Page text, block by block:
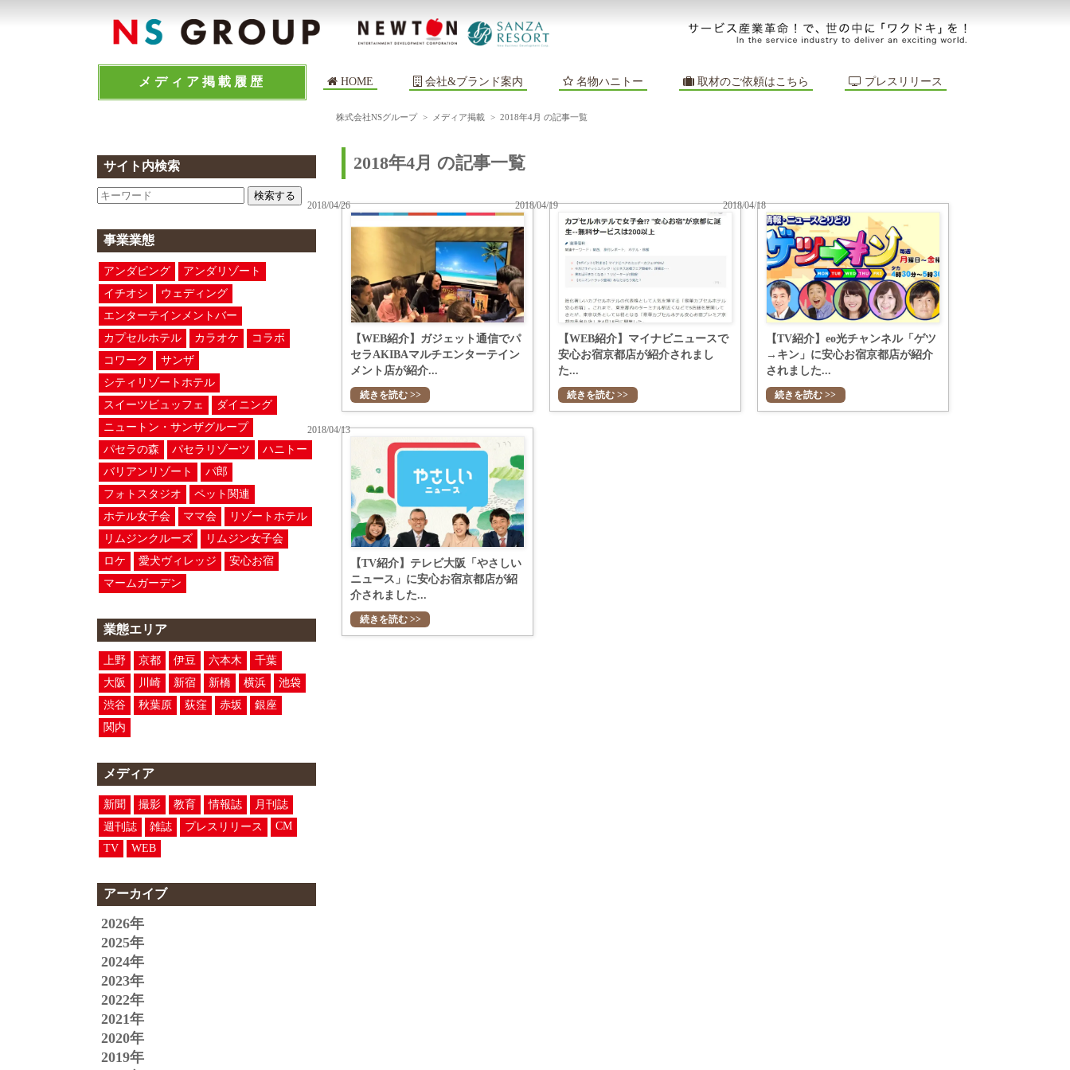
メディア掲載履歴 HOME 会社&ブランド案内 名物ハニトー 取材のご依頼はこちら プレスリリース
株式会社NSグループ > メディア掲載 > 2018年4月 の記事一覧
サイト内検索
検索する
事業業態
アンダピング
アンダリゾート
イチオシ
ウェディング
エンターテインメントバー
カプセルホテル
カラオケ
コラボ
コワーク
サンザ
シティリゾートホテル
スイーツビュッフェ
ダイニング
ニュートン・サンザグループ
パセラの森
パセラリゾーツ
ハニトー
バリアンリゾート
パ郎
フォトスタジオ
ペット関連
ホテル女子会
ママ会
リゾートホテル
リムジンクルーズ
リムジン女子会
ロケ
愛犬ヴィレッジ
安心お宿
マームガーデン
業態エリア
上野 京都 伊豆 六本木
千葉
大阪
川崎 新宿 新橋 横浜
池袋
渋谷
秋葉原 荻窪 赤坂
銀座
関内
メディア
新聞 撮影 教育 情報誌
月刊誌
週刊誌
雑誌 プレスリリース
CM
TV
WEB
アーカイブ
2026年
2025年
2024年
2023年
2022年
2021年
2020年
2019年
2018年4月 の記事一覧
【WEB紹介】ガジェット通信でパ
セラAKIBAマルチエンターテイン
メント店が紹介...
2018/04/26
続きを読む >>
【WEB紹介】マイナビニュースで
安心お宿京都店が紹介されまし
た...
2018/04/19
続きを読む >>
【TV紹介】eo光チャンネル「ゲツ
→キン」に安心お宿京都店が紹介
されました...
2018/04/18
続きを読む >>
【TV紹介】テレビ大阪「やさしい
ニュース」に安心お宿京都店が紹
介されました...
2018/04/13
続きを読む >>